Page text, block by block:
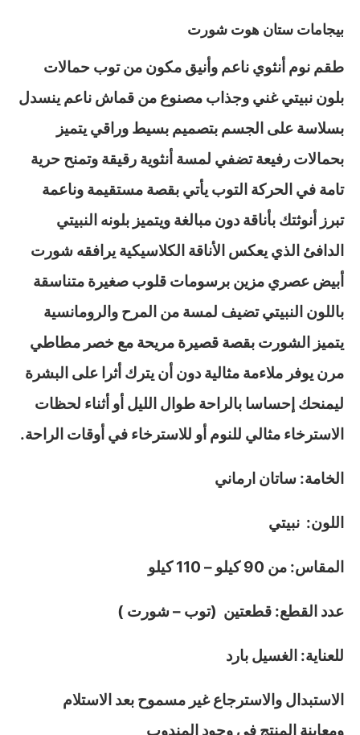
بيجامات ستان هوت شورت
طقم نوم أنثوي ناعم وأنيق مكون من توب حمالات
بلون نبيتي غني وجذاب مصنوع من قماش ناعم ينسدل
بسلاسة على الجسم بتصميم بسيط وراقي يتميز
بحمالات رفيعة تضفي لمسة أنثوية رقيقة وتمنح حرية
تامة في الحركة التوب يأتي بقصة مستقيمة وناعمة
تبرز أنوثتك بأناقة دون مبالغة ويتميز بلونه النبيتي
الدافئ الذي يعكس الأناقة الكلاسيكية يرافقه شورت
أبيض عصري مزين برسومات قلوب صغيرة متناسقة
باللون النبيتي تضيف لمسة من المرح والرومانسية
يتميز الشورت بقصة قصيرة مريحة مع خصر مطاطي
مرن يوفر ملاءمة مثالية دون أن يترك أثرا على البشرة
ليمنحك إحساسا بالراحة طوال الليل أو أثناء لحظات
الاسترخاء مثالي للنوم أو للاسترخاء في أوقات الراحة.
الخامة: ساتان ارماني
اللون: نبيتي
المقاس: من 90 كيلو – 110 كيلو
عدد القطع: قطعتين (توب – شورت )
للعناية: الغسيل بارد
الاستبدال والاسترجاع غير مسموح بعد الاستلام
ومعاينة المنتج في وجود المندوب